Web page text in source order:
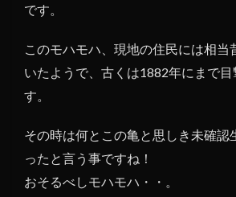
です。
このモハモハ、現地の住民には相当
いたようで、古くは1882年にまで目
す。
その時は何とこの亀と思しき未確認
ったと言う事ですね！
おそるべしモハモハ・・。